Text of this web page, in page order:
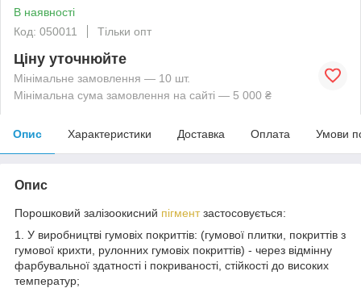
В наявності
Код: 050011
Тільки опт
Ціну уточнюйте
Мінімальне замовлення — 10 шт.
Мінімальна сума замовлення на сайті — 5 000 ₴
Опис Характеристики Доставка Оплата Умови
Опис
Порошковий залізоокисний пігментзастосовується:
1. У виробництві гумовіх покриттів: (гумової плитки, покриттів з
гумової крихти, рулонних гумовіх покриттів) - через відмінну
фарбувальної здатності і покриваності, стійкості до високих
температур;